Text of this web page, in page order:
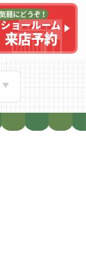
ショールーム
来店予約